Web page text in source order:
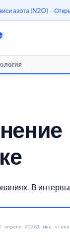
Открытие оксида
В
апреля 20261 мин